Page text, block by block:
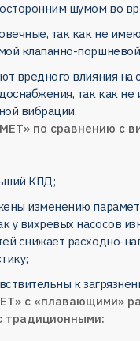
шумом во
так как не
клапанно-
вредного влияния на
так как
вибрации.
по сравнению с
КПД;
изменению
у вихревых насосов
снижает расходно-
к
с «плавающими»
традиционными: